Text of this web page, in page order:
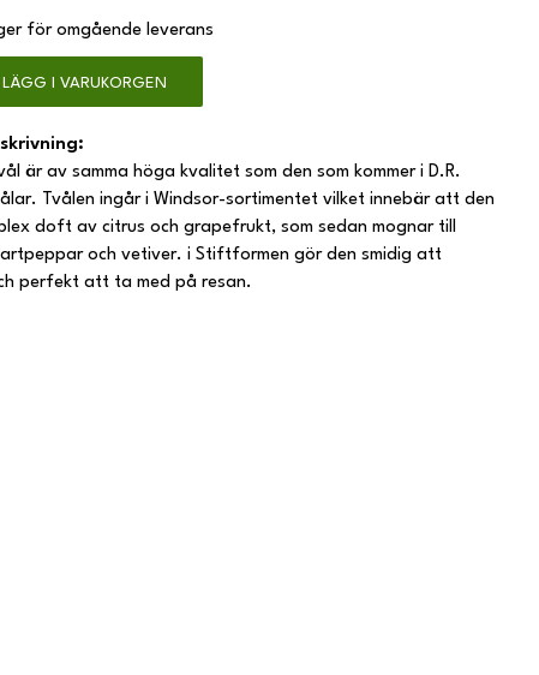
för omgående leverans
LÄGG I VARUKORGEN
är av samma höga kvalitet som den som kommer i D.R.
Tvålen ingår i Windsor-sortimentet vilket innebär att den
doft av citrus och grapefrukt, som sedan mognar till
och vetiver. i Stiftformen gör den smidig att
perfekt att ta med på resan.